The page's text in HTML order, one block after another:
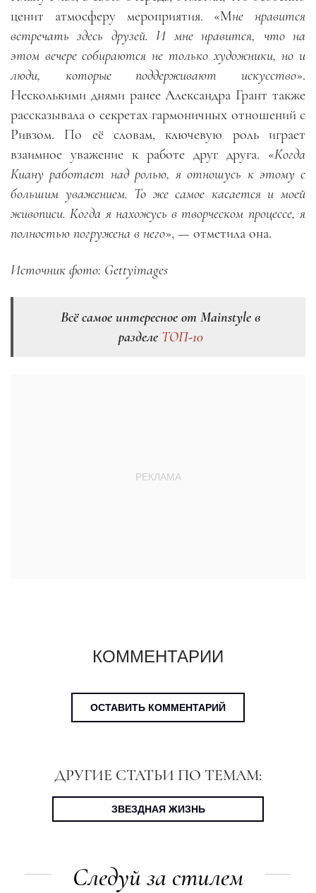
ценит атмосферу мероприятия. «Мне нравится
встречать здесь друзей. И мне нравится, что на
этом вечере собираются не только художники, но и
люди, которые поддерживают искусство».
Несколькими днями ранее Александра Грант также
рассказывала о секретах гармоничных отношений с
Ривзом. По её словам, ключевую роль играет
взаимное уважение к работе друг друга. «Когда
Киану работает над ролью, я отношусь к этому с
большим уважением. То же самое касается и моей
живописи. Когда я нахожусь в творческом процессе, я
полностью погружена в него», — отметила она.
Источник фото: Gettyimages
Всё самое интересное от Mainstyle в
разделе ТОП-10
КОММЕНТАРИИ
ОСТАВИТЬ КОММЕНТАРИЙ
ДРУГИЕ СТАТЬИ ПО ТЕМАМ:
ЗВЕЗДНАЯ ЖИЗНЬ
Следуй за стилем